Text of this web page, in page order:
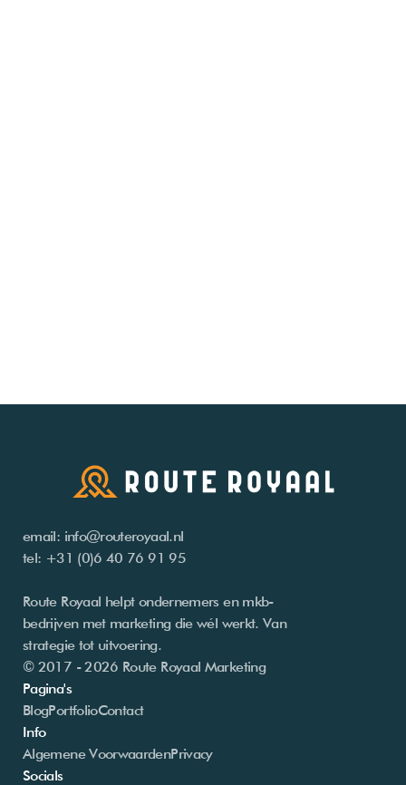
email: info@routeroyaal.nl
tel: +31 (0)6 40 76 91 95
Route Royaal helpt ondernemers en mkb-
bedrijven met marketing die wél werkt. Van
strategie tot uitvoering.
© 2017 - 2026 Route Royaal Marketing
Pagina's
BlogPortfolioContact
Info
Algemene VoorwaardenPrivacy
Socials